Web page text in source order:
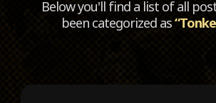
Below you'll find a list of all
been categorized as